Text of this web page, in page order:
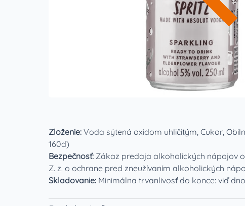
Zloženie: Voda sýtená oxidom uhličitým, Cukor,
160d)
Bezpečnosť: Zákaz predaja alkoholických nápojov
Z. z. o ochrane pred zneužívaním alkoholických
Skladovanie: Minimálna trvanlivosť do konce: viď